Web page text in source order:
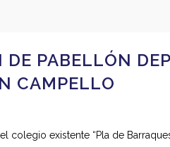
PABELLÓN
CAMPELLO
existente “Pla de